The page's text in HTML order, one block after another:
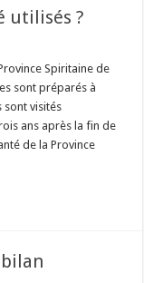
utilisés ?
Spiritaine de
sont préparés à
sont visités
ans après la fin de
de la Province